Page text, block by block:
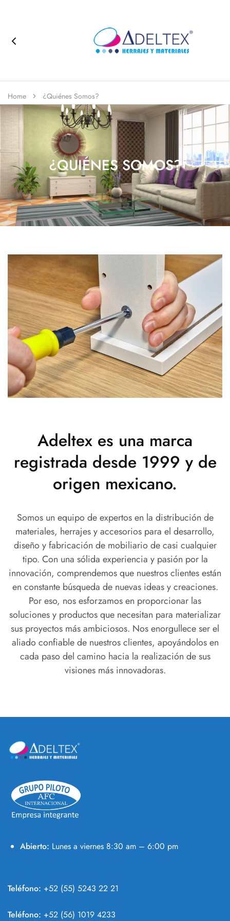
Home ¿Quiénes Somos?
¿QUIÉNES SOMOS?
Adeltex es una marca
registrada desde 1999 y de
origen mexicano.
Somos un equipo de expertos en la distribución de
materiales, herrajes y accesorios para el desarrollo,
diseño y fabricación de mobiliario de casi cualquier
tipo. Con una sólida experiencia y pasión por la
innovación, comprendemos que nuestros clientes están
en constante búsqueda de nuevas ideas y creaciones.
Por eso, nos esforzamos en proporcionar las
soluciones y productos que necesitan para materializar
sus proyectos más ambiciosos. Nos enorgullece ser el
aliado confiable de nuestros clientes, apoyándolos en
cada paso del camino hacia la realización de sus
visiones más innovadoras.
Abierto: Lunes a viernes 8:30 am – 6:00 pm
Teléfono: +52 (55) 5243 22 21
Teléfono: +52 (56) 1019 4233